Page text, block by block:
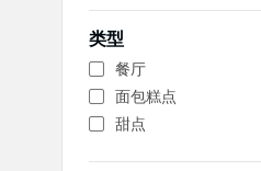
类型
餐厅
面包糕点
甜点